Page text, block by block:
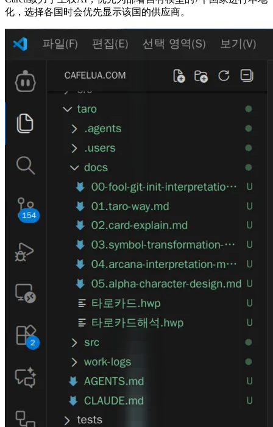
化，选择各国时会优先显示该国的供应商。